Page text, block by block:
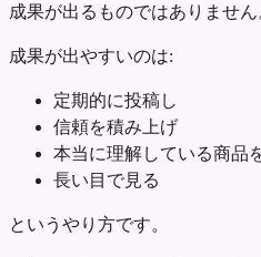
成果が出るものではありません
成果が出やすいのは:
定期的に投稿し
信頼を積み上げ
本当に理解している商品
長い目で見る
というやり方です。